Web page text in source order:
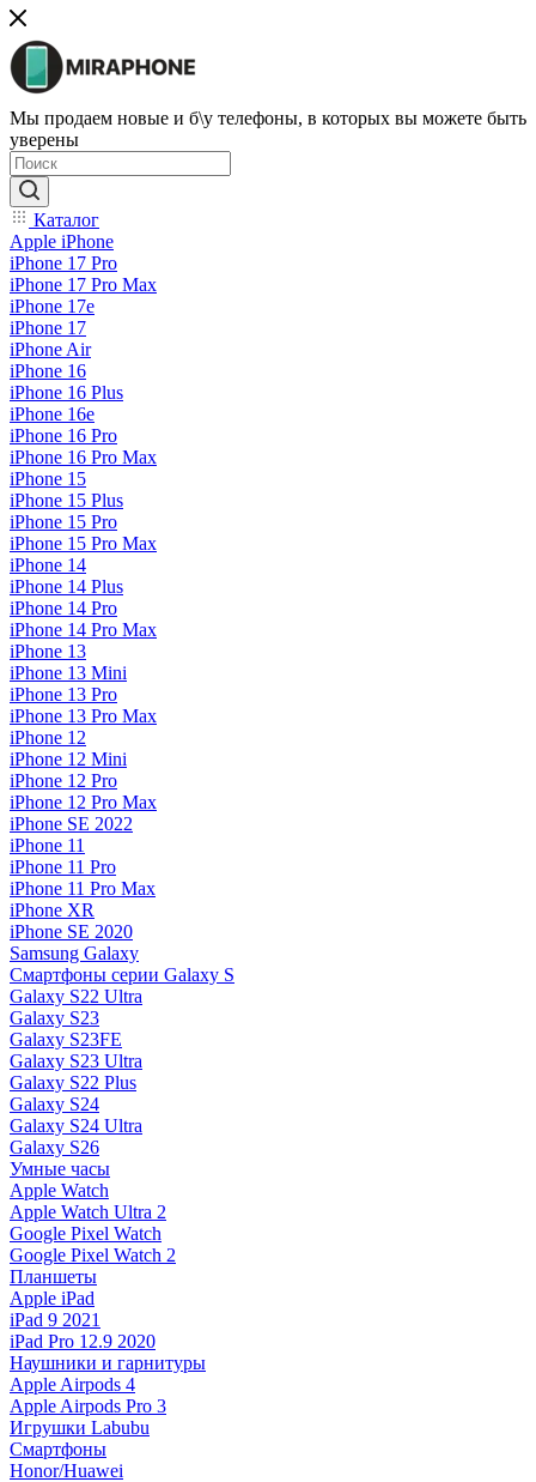
Мы продаем новые и б\у телефоны, в которых вы можете быть
уверены
Каталог
Apple iPhone
iPhone 17 Pro
iPhone 17 Pro Max
iPhone 17e
iPhone 17
iPhone Air
iPhone 16
iPhone 16 Plus
iPhone 16e
iPhone 16 Pro
iPhone 16 Pro Max
iPhone 15
iPhone 15 Plus
iPhone 15 Pro
iPhone 15 Pro Max
iPhone 14
iPhone 14 Plus
iPhone 14 Pro
iPhone 14 Pro Max
iPhone 13
iPhone 13 Mini
iPhone 13 Pro
iPhone 13 Pro Max
iPhone 12
iPhone 12 Mini
iPhone 12 Pro
iPhone 12 Pro Max
iPhone SE 2022
iPhone 11
iPhone 11 Pro
iPhone 11 Pro Max
iPhone XR
iPhone SE 2020
Samsung Galaxy
Смартфоны серии Galaxy S
Galaxy S22 Ultra
Galaxy S23
Galaxy S23FE
Galaxy S23 Ultra
Galaxy S22 Plus
Galaxy S24
Galaxy S24 Ultra
Galaxy S26
Умные часы
Apple Watch
Apple Watch Ultra 2
Google Pixel Watch
Google Pixel Watch 2
Планшеты
Apple iPad
iPad 9 2021
iPad Pro 12.9 2020
Наушники и гарнитуры
Apple Airpods 4
Apple Airpods Pro 3
Игрушки Labubu
Смартфоны
Honor/Huawei